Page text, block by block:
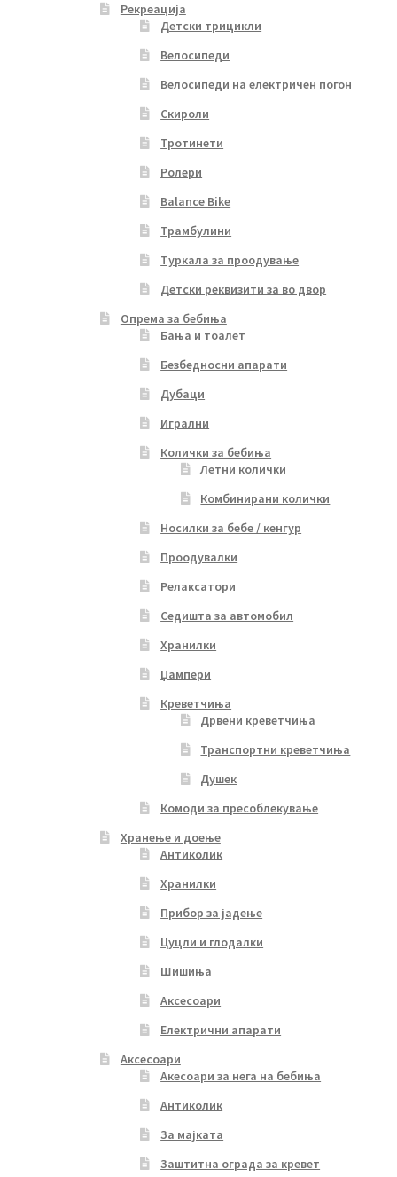
Рекреација
Детски трицикли
Велосипеди
Велосипеди на електричен погон
Скироли
Тротинети
Ролери
Balance Bike
Трамбулини
Туркала за проодување
Детски реквизити за во двор
Опрема за бебиња
Бања и тоалет
Безбедносни апарати
Дубаци
Игрални
Колички за бебиња
Летни колички
Комбинирани колички
Носилки за бебе / кенгур
Проодувалки
Релаксатори
Седишта за автомобил
Хранилки
Џампери
Креветчиња
Дрвени креветчиња
Транспортни креветчиња
Душек
Комоди за пресоблекување
Хранење и доење
Антиколик
Хранилки
Прибор за јадење
Цуцли и глодалки
Шишиња
Аксесоари
Електрични апарати
Аксесоари
Акесоари за нега на бебиња
Антиколик
За мајката
Заштитна ограда за кревет